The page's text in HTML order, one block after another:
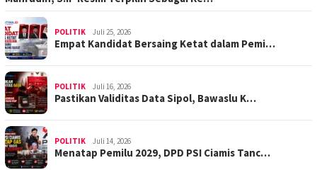
POLITIK Juli 25, 2026
Empat Kandidat Bersaing Ketat dalam Pemi…
POLITIK Juli 16, 2026
Pastikan Validitas Data Sipol, Bawaslu K…
POLITIK Juli 14, 2026
Menatap Pemilu 2029, DPD PSI Ciamis Tanc…